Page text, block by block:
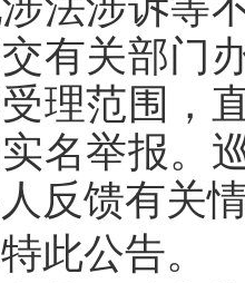
有关部门
理范围，
名举报。
反馈有关
公告。